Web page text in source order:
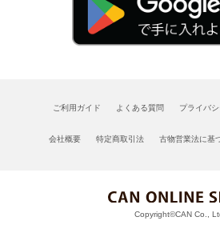
ご利用ガイド よくある質問 プライバ
会社概要 特定商取引法 古物営業法に基
Copyright©CAN Co.,